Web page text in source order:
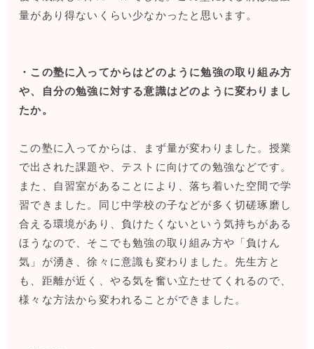
量があり得ないくらい少なかったと思います。
・この塾に入ってからはどのように勉強の取り組み方
や、自分の勉強に対する意識はどのように変わりまし
たか。
この塾に入ってからは、まず量が変わりました。授業
で出された課題や、テストに向けての勉強などです。
また、自習室があることにより、落ち着いた空間で学
習できました。同じ中学校の子などが多く切磋琢磨し
合える環境があり、負けたくないという気持ちがある
ほうなので、そこでも勉強の取り組み方や「負けん
気」が湧き、徐々に意識も変わりました。先生方と
も、距離が近く、やる気を奮い立たせてくれるので、
様々な方法から変われることができました。